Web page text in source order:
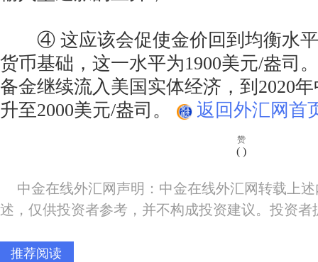
④ 这应该会促使金价回到均衡水
货币基础，这一水平为1900美元/盎司
备金继续流入美国实体经济，到2020
升至2000美元/盎司。
返回外汇网首
赞
( )
中金在线外汇网声明：中金在线外汇网转载上
述，仅供投资者参考，并不构成投资建议。投资
推荐阅读